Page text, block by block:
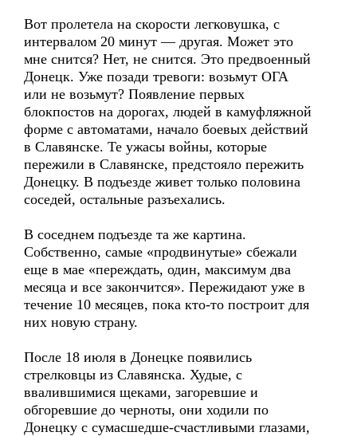
Вот пролетела на скорости легковушка, с
интервалом 20 минут — другая. Может это
мне снится? Нет, не снится. Это предвоенный
Донецк. Уже позади тревоги: возьмут ОГА
или не возьмут? Появление первых
блокпостов на дорогах, людей в камуфляжной
форме с автоматами, начало боевых действий
в Славянске. Те ужасы войны, которые
пережили в Славянске, предстояло пережить
Донецку. В подъезде живет только половина
соседей, остальные разъехались.
В соседнем подъезде та же картина.
Собственно, самые «продвинутые» сбежали
еще в мае «переждать, один, максимум два
месяца и все закончится». Пережидают уже в
течение 10 месяцев, пока кто-то построит для
них новую страну.
После 18 июля в Донецке появились
стрелковцы из Славянска. Худые, с
ввалившимися щеками, загоревшие и
обгоревшие до черноты, они ходили по
Донецку с сумасшедше-счастливыми глазами,